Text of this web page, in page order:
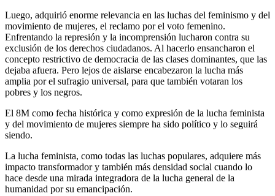
Luego, adquirió enorme relevancia en las luchas del feminismo y del
movimiento de mujeres, el reclamo por el voto femenino.
Enfrentando la represión y la incomprensión lucharon contra su
exclusión de los derechos ciudadanos. Al hacerlo ensancharon el
concepto restrictivo de democracia de las clases dominantes, que las
dejaba afuera. Pero lejos de aislarse encabezaron la lucha más
amplia por el sufragio universal, para que también votaran los
pobres y los negros.
El 8M como fecha histórica y como expresión de la lucha feminista
y del movimiento de mujeres siempre ha sido político y lo seguirá
siendo.
La lucha feminista, como todas las luchas populares, adquiere más
impacto transformador y también más densidad social cuando lo
hace desde una mirada integradora de la lucha general de la
humanidad por su emancipación.